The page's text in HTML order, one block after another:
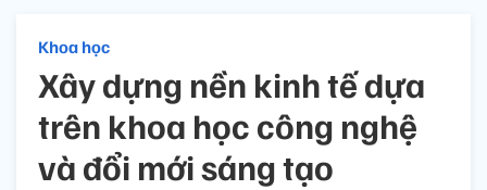
Khoa học
Xây dựng nền kinh tế dựa
trên khoa học công nghệ
và đổi mới sáng tạo